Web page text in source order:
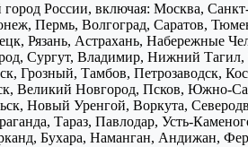
России, включая: Москва,
Пермь, Волгоград, Саратов,
Рязань, Астрахань, Набережные
Сургут, Владимир, Нижний
Грозный, Тамбов, Петрозаводск,
Великий Новгород, Псков, Южно-
Новый Уренгой, Воркута,
Тараз, Павлодар, Усть-
Бухара, Наманган, Андижан,